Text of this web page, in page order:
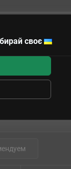
(BD48022) Масштаб:
тип Н
своє